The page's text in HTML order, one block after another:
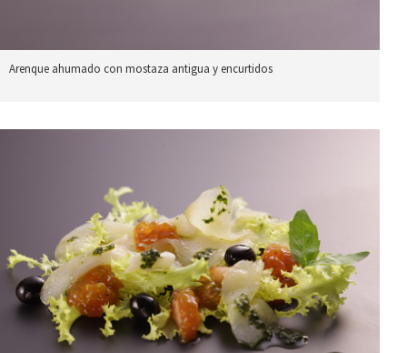
Arenque ahumado con mostaza antigua y encurtidos